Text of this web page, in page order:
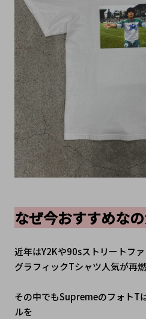
なぜ今おすすめな
近年はY2Kや90sストリートファ
グラフィックTシャツ人気が再燃
その中でもSupremeのフォトT
ルを